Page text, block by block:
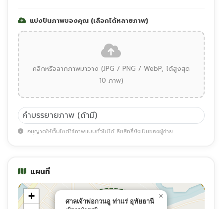
แบ่งปันภาพของคุณ (เลือกได้หลายภาพ)
คลิกหรือลากภาพมาวาง (JPG / PNG / WebP, ได้สูงสุด
10 ภาพ)
อนุญาตให้เว็บไซต์ใช้ภาพแบบทั่วไปได้ ลิขสิทธิ์ยังเป็นของผู้ถ่าย
แผนที่
ศาลเจ้าพ่อกวนอู ท่าแร่ อุทัยธานี
×
+